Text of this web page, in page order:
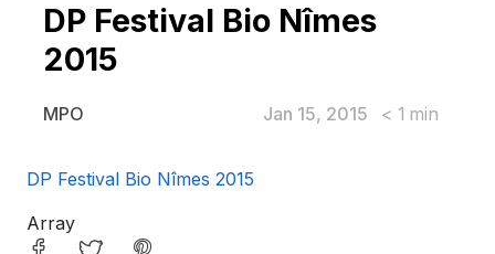
DP Festival Bio Nîmes
2015
MPO Jan 15, 2015 < 1 min
DP Festival Bio Nîmes 2015
DP Festival Bio Nîmes 2015
Array